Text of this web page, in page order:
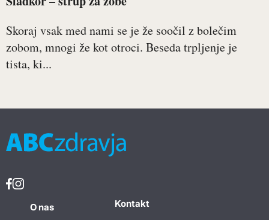
Skoraj vsak med nami se je že soočil z bolečim
zobom, mnogi že kot otroci. Beseda trpljenje je
tista, ki...
O nas
Kontakt